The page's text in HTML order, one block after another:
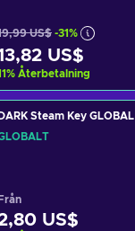
US$ -31%
US$
% Återbetalning
DARK Steam Key GLOBAL
Från
US$